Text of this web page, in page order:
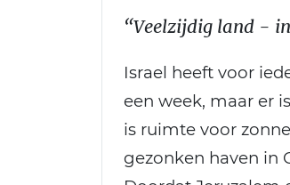
“Veelzijdig land -
Israel heeft voor
een week, maar er
is ruimte voor
gezonken haven in